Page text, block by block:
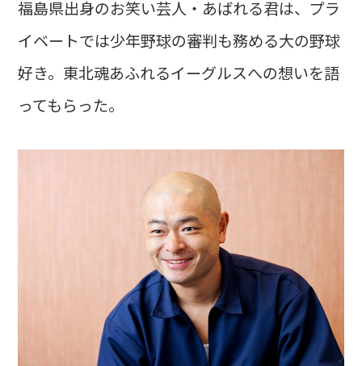
福島県出身のお笑い芸人・あばれる君は、プラ
イベートでは少年野球の審判も務める大の野球
好き。東北魂あふれるイーグルスへの想いを語
ってもらった。